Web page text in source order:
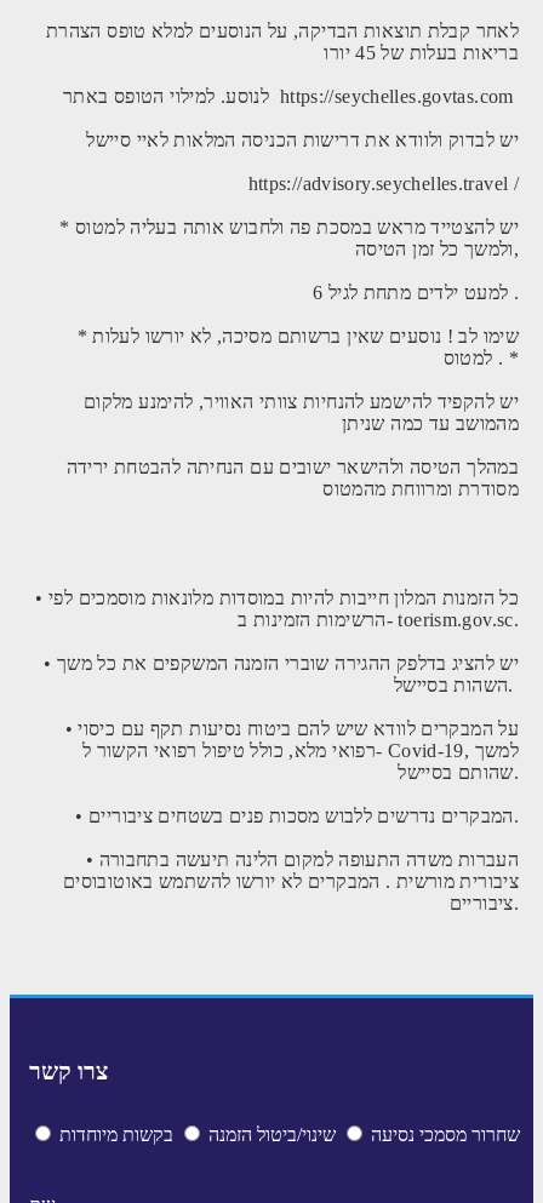
לאחר קבלת תוצאות הבדיקה, על הנוסעים למלא טופס הצהרת
בריאות בעלות של 45 יורו
לנוסע. למילוי הטופס באתר https://seychelles.govtas.com
יש לבדוק ולוודא את דרישות הכניסה המלאות לאיי סיישל
https://advisory.seychelles.travel /
* יש להצטייד מראש במסכת פה ולחבוש אותה בעליה למטוס
ולמשך כל זמן הטיסה,
למעט ילדים מתחת לגיל 6 .
* שימו לב ! נוסעים שאין ברשותם מסיכה, לא יורשו לעלות
למטוס . *
יש להקפיד להישמע להנחיות צוותי האוויר, להימנע מלקום
מהמושב עד כמה שניתן
במהלך הטיסה ולהישאר ישובים עם הנחיתה להבטחת ירידה
מסודרת ומרווחת מהמטוס
• כל הזמנות המלון חייבות להיות במוסדות מלונאות מוסמכים לפי
הרשימות הזמינות ב- toerism.gov.sc.
• יש להציג בדלפק ההגירה שוברי הזמנה המשקפים את כל משך
השהות בסיישל.
• על המבקרים לוודא שיש להם ביטוח נסיעות תקף עם כיסוי
רפואי מלא, כולל טיפול רפואי הקשור ל- Covid-19, למשך
שהותם בסיישל.
• המבקרים נדרשים ללבוש מסכות פנים בשטחים ציבוריים.
• העברות משדה התעופה למקום הלינה תיעשה בתחבורה
ציבורית מורשית . המבקרים לא יורשו להשתמש באוטובוסים
ציבוריים.
צרו קשר
שחרור מסמכי נסיעה שינוי/ביטול הזמנה בקשות מיוחדות